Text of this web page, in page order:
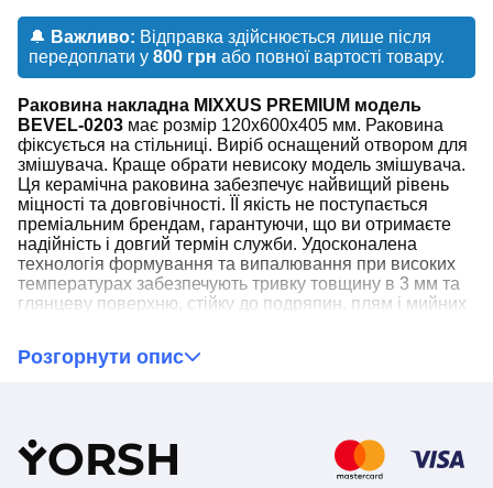
🔔 Важливо: Відправка здійснюється лише після
передоплати у 800 грн або повної вартості товару.
Раковина накладна MIXXUS PREMIUM модель
BEVEL-0203 має розмір 120x600x405 мм. Раковина
фіксується на стільниці. Виріб оснащений отвором для
змішувача. Краще обрати невисоку модель змішувача.
Ця керамічна раковина забезпечує найвищий рівень
міцності та довговічності. ЇЇ якість не поступається
преміальним брендам, гарантуючи, що ви отримаєте
надійність і довгий термін служби. Удосконалена
технологія формування та випалювання при високих
температурах забезпечують тривку товщину в 3 мм та
глянцеву поверхню, стійку до подряпин, плям і мийних
розкішних будинків. Стильний і сучасний зовнішній
який дизайн.
Розгорнути опис
YORSH